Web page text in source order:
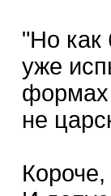
"Но как
уже
формах
не